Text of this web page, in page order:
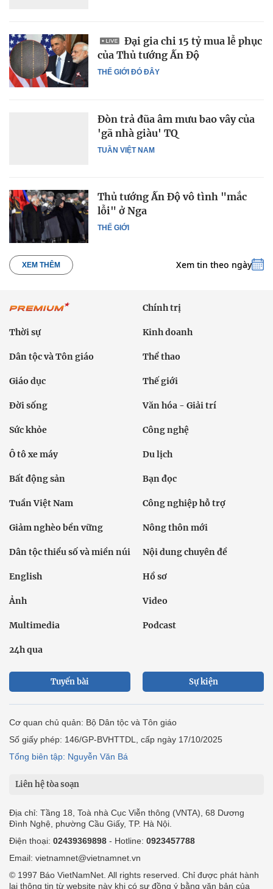
THẾ GIỚI ĐÓ ĐÂY
Đại gia chi 15 tỷ mua lễ phục
của Thủ tướng Ấn Độ
TUẦN VIỆT NAM
Đòn trả đũa âm mưu bao vây của
'gã nhà giàu' TQ
THẾ GIỚI
Thủ tướng Ấn Độ vô tình "mắc
lỗi" ở Nga
XEM THÊM Xem tin theo ngày
Chính trị
Thời sự Kinh doanh
Dân tộc và Tôn giáo Thể thao
Giáo dục Thế giới
Đời sống Văn hóa - Giải trí
Sức khỏe Công nghệ
Ô tô xe máy Du lịch
Bất động sản Bạn đọc
Tuần Việt Nam Công nghiệp hỗ trợ
Giảm nghèo bền vững Nông thôn mới
Dân tộc thiểu số và miền núi Nội dung chuyên đề
English Hồ sơ
Ảnh Video
Multimedia Podcast
24h qua
Tuyến bài Sự kiện
Cơ quan chủ quản: Bộ Dân tộc và Tôn giáo
Số giấy phép: 146/GP-BVHTTDL, cấp ngày 17/10/2025
Tổng biên tập: Nguyễn Văn Bá
Liên hệ tòa soạn
Địa chỉ: Tầng 18, Toà nhà Cục Viễn thông (VNTA), 68 Dương
Đình Nghệ, phường Cầu Giấy, TP. Hà Nội.
Điện thoại: 02439369898 - Hotline: 0923457788
Email: vietnamnet@vietnamnet.vn
© 1997 Báo VietNamNet. All rights reserved. Chỉ được phát hành
lại thông tin từ website này khi có sự đồng ý bằng văn bản của